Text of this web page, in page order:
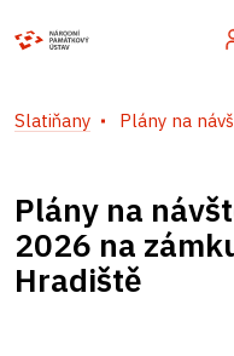
Slatiňany Plány na
Plány na
2026 na
Hradiště